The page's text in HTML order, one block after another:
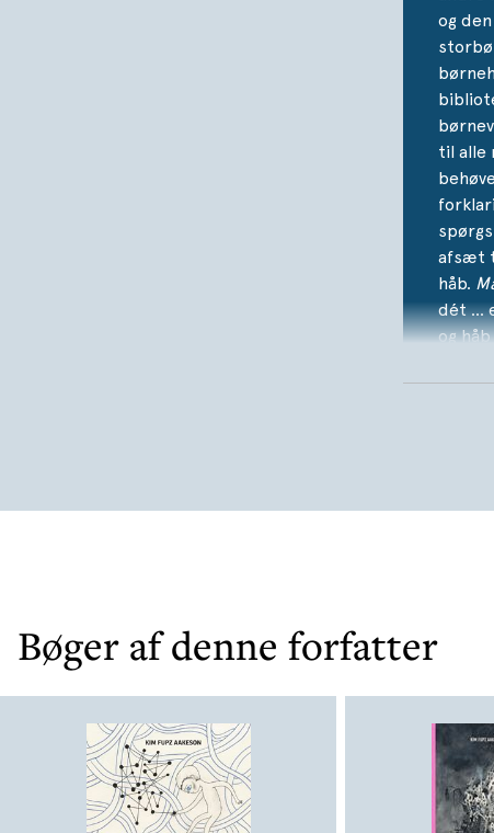
og
til alle
afsæt
håb.
dét …
og
Bøger af denne forfatter